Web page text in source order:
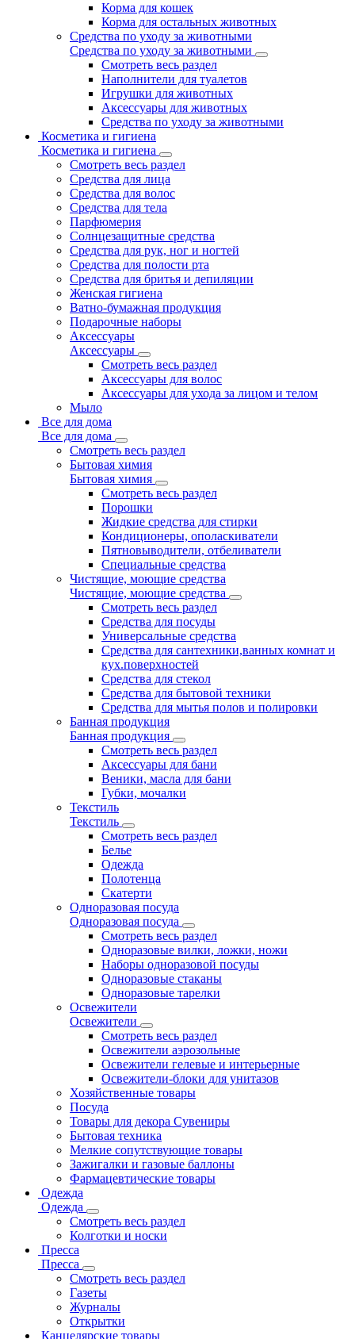
Корма для кошек
Корма для остальных животных
Средства по уходу за животными
Средства по уходу за животными
Смотреть весь раздел
Наполнители для туалетов
Игрушки для животных
Аксессуары для животных
Средства по уходу за животными
Косметика и гигиена
Косметика и гигиена
Смотреть весь раздел
Средства для лица
Средства для волос
Средства для тела
Парфюмерия
Солнцезащитные средства
Средства для рук, ног и ногтей
Средства для полости рта
Средства для бритья и депиляции
Женская гигиена
Ватно-бумажная продукция
Подарочные наборы
Аксессуары
Аксессуары
Смотреть весь раздел
Аксессуары для волос
Аксессуары для ухода за лицом и телом
Мыло
Все для дома
Все для дома
Смотреть весь раздел
Бытовая химия
Бытовая химия
Смотреть весь раздел
Порошки
Жидкие средства для стирки
Кондиционеры, ополаскиватели
Пятновыводители, отбеливатели
Специальные средства
Чистящие, моющие средства
Чистящие, моющие средства
Смотреть весь раздел
Средства для посуды
Универсальные средства
Средства для сантехники,ванных комнат и
кух.поверхностей
Средства для стекол
Средства для бытовой техники
Средства для мытья полов и полировки
Банная продукция
Банная продукция
Смотреть весь раздел
Аксессуары для бани
Веники, масла для бани
Губки, мочалки
Текстиль
Текстиль
Смотреть весь раздел
Белье
Одежда
Полотенца
Скатерти
Одноразовая посуда
Одноразовая посуда
Смотреть весь раздел
Одноразовые вилки, ложки, ножи
Наборы одноразовой посуды
Одноразовые стаканы
Одноразовые тарелки
Освежители
Освежители
Смотреть весь раздел
Освежители аэрозольные
Освежители гелевые и интерьерные
Освежители-блоки для унитазов
Хозяйственные товары
Посуда
Товары для декора Сувениры
Бытовая техника
Мелкие сопутствующие товары
Зажигалки и газовые баллоны
Фармацевтические товары
Одежда
Одежда
Смотреть весь раздел
Колготки и носки
Пресса
Пресса
Смотреть весь раздел
Газеты
Журналы
Открытки
Канцелярские товары